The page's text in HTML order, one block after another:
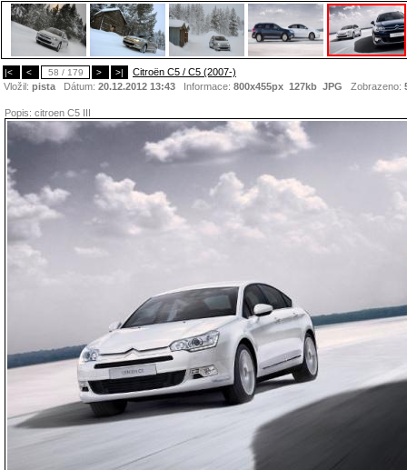
|< < 58 / 179 > >|
Citroën C5 / C5 (2007-)
Vložil: pista Dátum: 20.12.2012 13:43 Informace: 800x455px 127kb JPG Zobrazeno:
Popis: citroen C5 III